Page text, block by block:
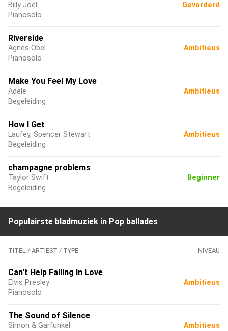
Billy Joel
Pianosolo
Gevorderd
Riverside
Agnes Obel
Pianosolo
Ambitieus
Make You Feel My Love
Adele
Begeleiding
Ambitieus
How I Get
Laufey, Spencer Stewart
Begeleiding
Ambitieus
champagne problems
Taylor Swift
Begeleiding
Beginner
Populairste bladmuziek in Pop ballades
TITEL / ARTIEST / TYPE NIVEAU
Can't Help Falling In Love
Elvis Presley
Pianosolo
Ambitieus
The Sound of Silence
Simon & Garfunkel
Ambitieus